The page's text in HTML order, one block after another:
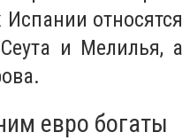
относятся
и Мелилья, а
евро богаты